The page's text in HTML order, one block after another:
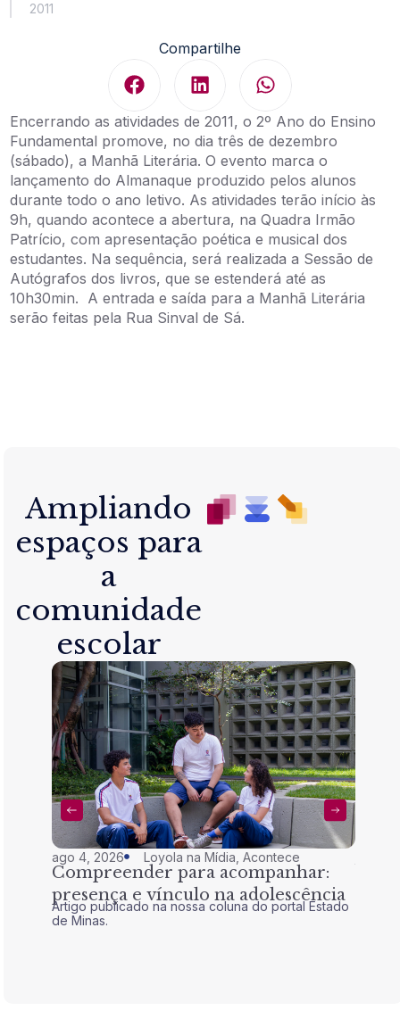
2011
Compartilhe
Encerrando as atividades de 2011, o 2º Ano do Ensino
Fundamental promove, no dia três de dezembro
(sábado), a Manhã Literária. O evento marca o
lançamento do Almanaque produzido pelos alunos
durante todo o ano letivo. As atividades terão início às
9h, quando acontece a abertura, na Quadra Irmão
Patrício, com apresentação poética e musical dos
estudantes. Na sequência, será realizada a Sessão de
Autógrafos dos livros, que se estenderá até as
10h30min. A entrada e saída para a Manhã Literária
serão feitas pela Rua Sinval de Sá.
Ampliando
espaços para
a
comunidade
escolar
ago 4, 2026 Loyola na Mídia ,Acontece
Compreender para acompanhar:
presença e vínculo na adolescência
Artigo publicado na nossa coluna do portal Estado
de Minas.